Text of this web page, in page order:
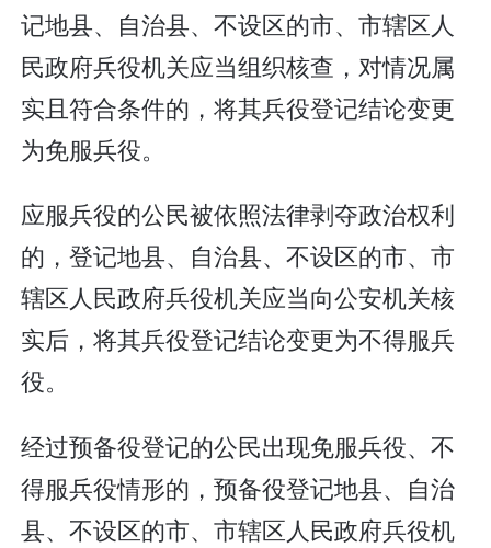
记地县、自治县、不设区的市、市辖区人
民政府兵役机关应当组织核查，对情况属
实且符合条件的，将其兵役登记结论变更
为免服兵役。
应服兵役的公民被依照法律剥夺政治权利
的，登记地县、自治县、不设区的市、市
辖区人民政府兵役机关应当向公安机关核
实后，将其兵役登记结论变更为不得服兵
役。
经过预备役登记的公民出现免服兵役、不
得服兵役情形的，预备役登记地县、自治
县、不设区的市、市辖区人民政府兵役机